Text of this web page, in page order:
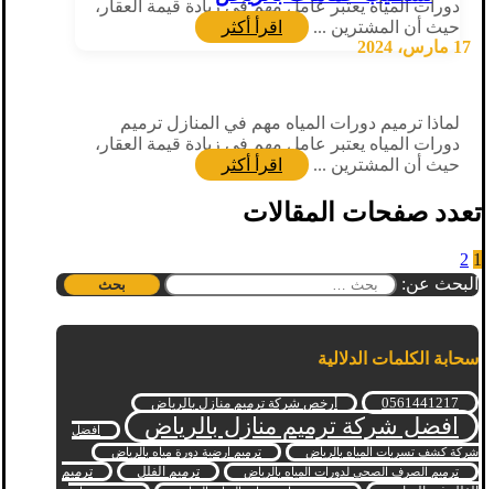
دورات المياه يعتبر عامل مهم في زيادة قيمة العقار،
حيث أن المشترين ...
اقرأ أكثر
17 مارس، 2024
لماذا ترميم دورات المياه مهم في المنازل ترميم
دورات المياه يعتبر عامل مهم في زيادة قيمة العقار،
حيث أن المشترين ...
اقرأ أكثر
تعدد صفحات المقالات
1
2
البحث عن:
سحابة الكلمات الدلالية
0561441217 أرخص شركة ترميم منازل بالرياض
افضل شركة ترميم منازل بالرياض
افضل
شركة كشف تسربات المياه بالرياض
ترميم ارضية دورة مياه بالرياض
ترميم الصرف الصحي لدورات المياه بالرياض
ترميم الفلل
ترميم